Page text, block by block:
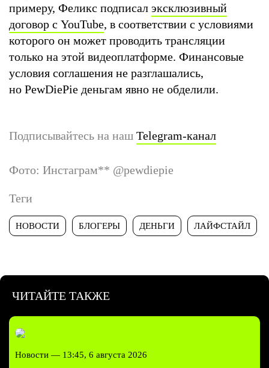
примеру, Феликс подписал эксклюзивный
договор с YouTube, в соответствии с условиями
которого он может проводить трансляции
только на этой видеоплатформе. Финансовые
условия соглашения не разглашались,
но PewDiePie деньгам явно не обделили.
Подписывайтесь на наш Telegram-канал
Фото: Инстаграм** @pewdiepie
Теги
НОВОСТИ БЛОГЕРЫ ДЕНЬГИ ЛАЙФСТАЙЛ
ЧИТАЙТЕ ТАКЖЕ
Новости — 13:45, 6 августа 2026